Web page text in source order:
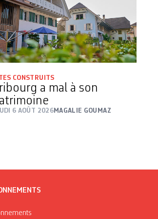
CONSTRUITS
a mal à son
6 AOÛT 2026MAGALIE GOUMAZ